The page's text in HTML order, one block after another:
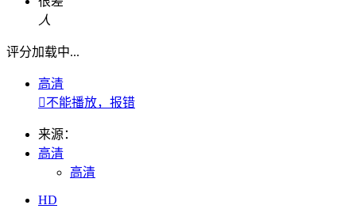
人
评分加载中...
高清
不能播放，报错
来源：
高清
高清
HD